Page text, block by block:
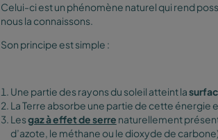
Celui-ci est un phénomène naturel qui rend
nous la connaissons.
Son principe est simple :
Une partie des rayons du soleil atteint la
La Terre absorbe une partie de cette énergie
Lesgaz à effet de serre naturellement
d’azote, le méthane ou le dioxyde de